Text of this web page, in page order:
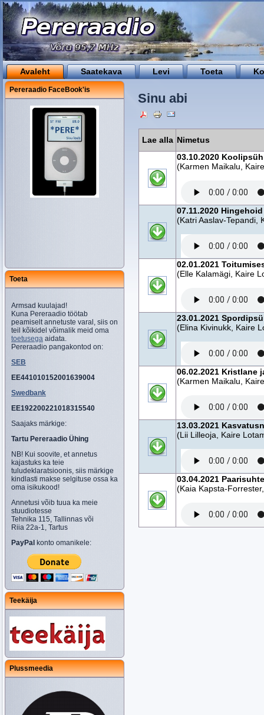
Avaleht Saatekava Levi Toeta
Pereraadio FaceBook'is
Toeta
Armsad kuulajad!
Kuna Pereraadio töötab
peamiselt annetuste varal, siis on
teil kõikidel võimalik meid oma
toetusega aidata.
Pereraadio pangakontod on:
SEB
EE441010152001639004
Swedbank
EE192200221018315540
Saajaks märkige:
Tartu Pereraadio Ühing
NB! Kui soovite, et annetus
kajastuks ka teie
tuludeklaratsioonis, siis märkige
kindlasti makse selgituse ossa ka
oma isikukood!
Annetusi võib tuua ka meie
stuudiotesse
Tehnika 115, Tallinnas või
Riia 22a-1, Tartus
PayPal konto omanikele:
Teekäija
Plussmeedia
Sinu abi
Lae alla Nimetus
03.10.2020
(Karmen Maikalu,
07.11.2020
(Katri Aaslav-Tepandi,
02.01.2021
(Elle Kalamägi, Kaire
23.01.2021
(Elina Kivinukk, Kaire
06.02.2021 Kristlane
(Karmen Maikalu,
13.03.2021
(Lii Lilleoja, Kaire
03.04.2021
(Kaia Kapsta-